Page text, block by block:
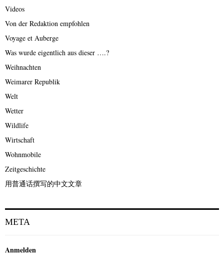
Videos
Von der Redaktion empfohlen
Voyage et Auberge
Was wurde eigentlich aus dieser ….?
Weihnachten
Weimarer Republik
Welt
Wetter
Wildlife
Wirtschaft
Wohnmobile
Zeitgeschichte
用普通话撰写的中文文章
META
Anmelden